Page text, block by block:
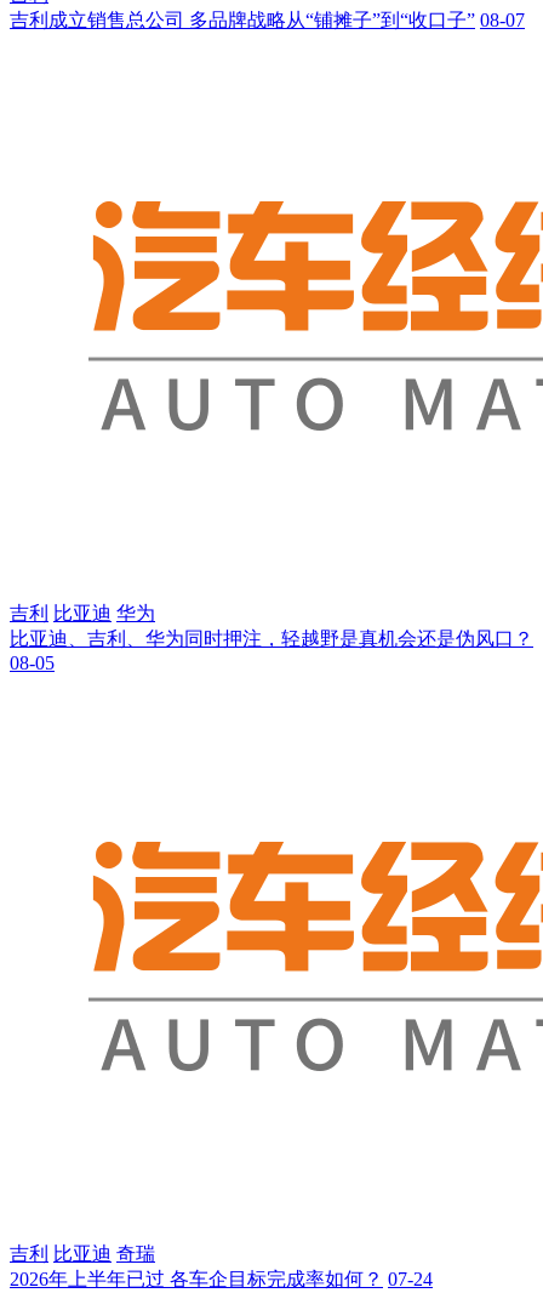
吉利成立销售总公司 多品牌战略从“铺摊子”到“收口子” 08-07
吉利 比亚迪 华为
比亚迪、吉利、华为同时押注，轻越野是真机会还是伪风口？
08-05
吉利 比亚迪 奇瑞
2026年上半年已过 各车企目标完成率如何？ 07-24